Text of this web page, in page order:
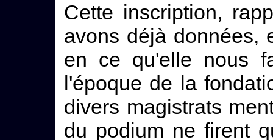
Cette inscription,
avons déjà données,
en ce qu'elle nous
l'époque de la
divers magistrats
du podium ne firent